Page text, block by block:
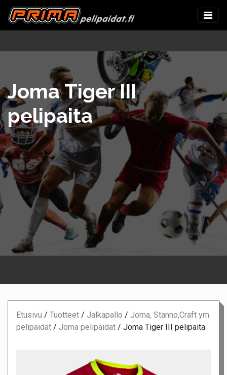
Joma Tiger III
pelipaita
Etusivu / Tuotteet / Jalkapallo / Joma, Stanno,Craft ym.
pelipaidat / Joma pelipaidat / Joma Tiger III pelipaita